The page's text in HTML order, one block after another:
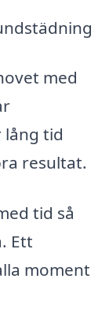
med
tid
resultat.
tid så
Ett
moment